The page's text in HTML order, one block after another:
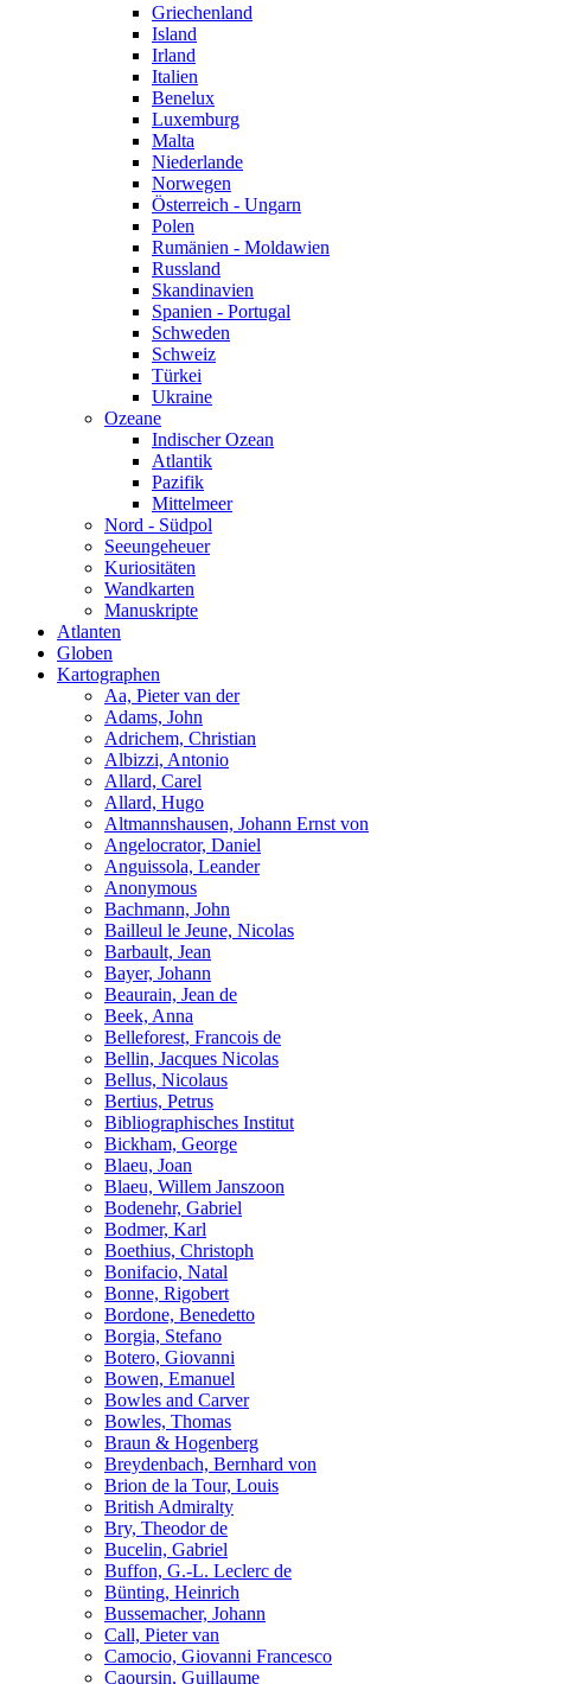
Griechenland
Island
Irland
Italien
Benelux
Luxemburg
Malta
Niederlande
Norwegen
Österreich - Ungarn
Polen
Rumänien - Moldawien
Russland
Skandinavien
Spanien - Portugal
Schweden
Schweiz
Türkei
Ukraine
Ozeane
Indischer Ozean
Atlantik
Pazifik
Mittelmeer
Nord - Südpol
Seeungeheuer
Kuriositäten
Wandkarten
Manuskripte
Atlanten
Globen
Kartographen
Aa, Pieter van der
Adams, John
Adrichem, Christian
Albizzi, Antonio
Allard, Carel
Allard, Hugo
Altmannshausen, Johann Ernst von
Angelocrator, Daniel
Anguissola, Leander
Anonymous
Bachmann, John
Bailleul le Jeune, Nicolas
Barbault, Jean
Bayer, Johann
Beaurain, Jean de
Beek, Anna
Belleforest, Francois de
Bellin, Jacques Nicolas
Bellus, Nicolaus
Bertius, Petrus
Bibliographisches Institut
Bickham, George
Blaeu, Joan
Blaeu, Willem Janszoon
Bodenehr, Gabriel
Bodmer, Karl
Boethius, Christoph
Bonifacio, Natal
Bonne, Rigobert
Bordone, Benedetto
Borgia, Stefano
Botero, Giovanni
Bowen, Emanuel
Bowles and Carver
Bowles, Thomas
Braun & Hogenberg
Breydenbach, Bernhard von
Brion de la Tour, Louis
British Admiralty
Bry, Theodor de
Bucelin, Gabriel
Buffon, G.-L. Leclerc de
Bünting, Heinrich
Bussemacher, Johann
Call, Pieter van
Camocio, Giovanni Francesco
Caoursin, Guillaume